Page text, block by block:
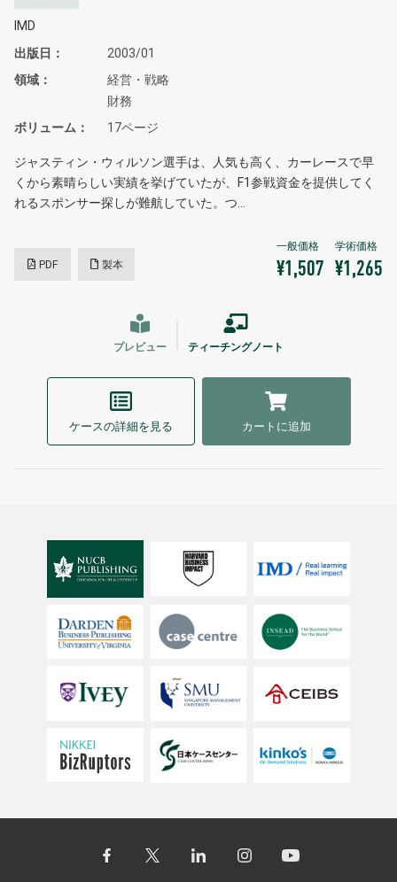
IMD
出版日
2003/01
領域
経営・戦略
財務
ボリューム
17ページ
ジャスティン・ウィルソン選手は、人気も高く、カーレースで早
くから素晴らしい実績を挙げていたが、F1参戦資金を提供してく
れるスポンサー探しが難航していた。つ…
PDF 製本 ¥1,507 ¥1,265
プレビュー ティーチングノート
ケースの詳細を見る カートに追加